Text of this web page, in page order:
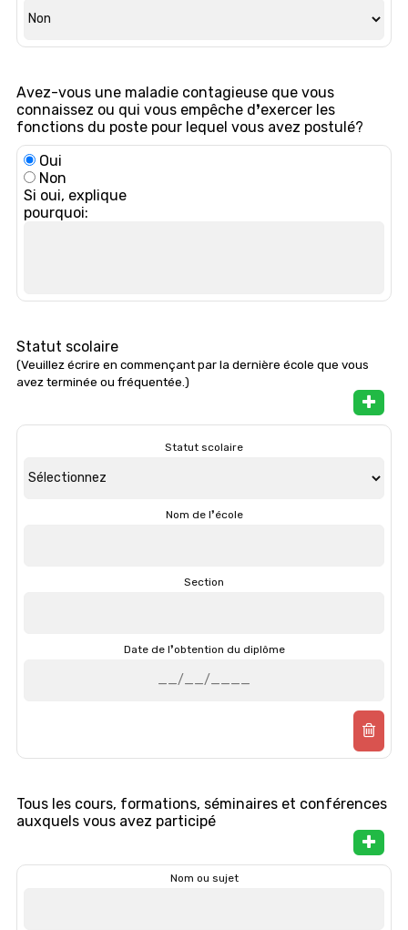
Avez-vous une maladie contagieuse que vous
connaissez ou qui vous empêche d❜exercer les
fonctions du poste pour lequel vous avez postulé?
Oui
Non
Si oui, explique
pourquoi:
Statut scolaire
(Veuillez écrire en commençant par la dernière école que vous
avez terminée ou fréquentée.)
Statut scolaire
Nom de l❜école
Section
Date de l❜obtention du diplôme
Tous les cours, formations, séminaires et conférences
auxquels vous avez participé
Nom ou sujet